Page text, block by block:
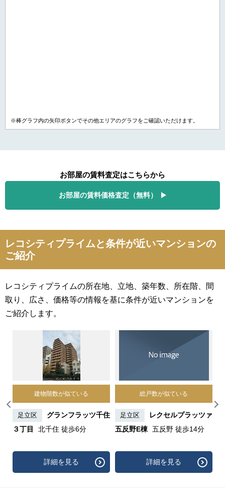
※棒グラフ内の矢印ボタンでその他エリアのグラフをご確認いただけます。
お部屋の賃料査定はこちらから
お部屋の賃料価格査定（無料）
レコシティプライムと条件が近いマンションの
ご紹介
レコシティプライムの所在地、立地、築年数、所在階、間
取り、広さ、価格等の情報を基に条件が近いマンションを
ご紹介します。
建物階数が似ている
足立区
グランフラッツ千住
３丁目
北千住 徒歩6分
詳細を見る
総戸数が似ている
足立区
レクセルプラッツァ
五反野E棟 五反野 徒歩14分
詳細を見る